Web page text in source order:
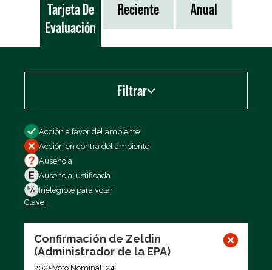
Tarjeta De
Evaluación
Reciente Anual
Filtrar
Filtrar por
Acción a favor del ambiente
Acción en contra del ambiente
Ausencia
Ausencia justificada
Inelegible para votar
Clave
Confirmación de Zeldin
(Administrador de la EPA)
2025Voto Nominal: 24